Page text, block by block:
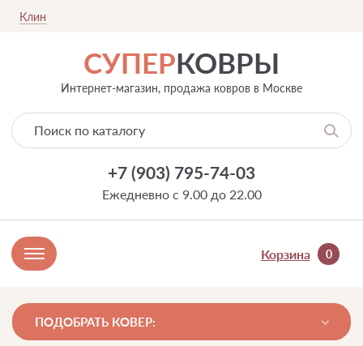
Клин
СУПЕРКОВРЫ
Интернет-магазин, продажа ковров в Москве
+7 (903) 795-74-03
Ежедневно с 9.00 до 22.00
Корзина 0
ПОДОБРАТЬ КОВЕР: